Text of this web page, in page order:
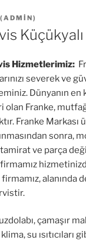
( ADMIN)
Küçükyalı
Hizmetlerimiz:
severek ve
Dünyanın en
Franke,
Franke Markası
sonra,
ve parça
firmamız, alanında
çamaşır
su ısıtıcıları